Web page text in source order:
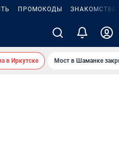
ПРОМОКОДЫ ЗНАКОМСТВА
в Иркутске Мост в Шаманке